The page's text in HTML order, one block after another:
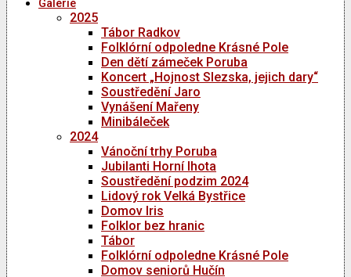
Galerie
2025
Tábor Radkov
Folklórní odpoledne Krásné Pole
Den dětí zámeček Poruba
Koncert „Hojnost Slezska, jejich dary“
Soustředění Jaro
Vynášení Mařeny
Minibáleček
2024
Vánoční trhy Poruba
Jubilanti Horní lhota
Soustředění podzim 2024
Lidový rok Velká Bystřice
Domov Iris
Folklor bez hranic
Tábor
Folklórní odpoledne Krásné Pole
Domov seniorů Hučín